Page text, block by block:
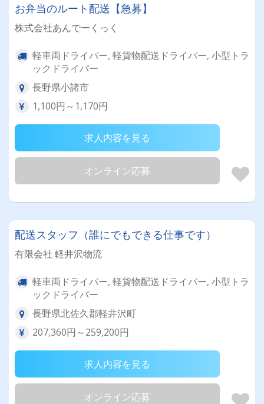
お弁当のルート配送【急募】
株式会社あんでーくっく
軽車両ドライバー, 軽貨物配送ドライバー, 小型トラ
ックドライバー
長野県小諸市
1,100円～1,170円
求人内容を見る
オンライン応募
配送スタッフ（誰にでもできる仕事です）
有限会社 軽井沢物流
軽車両ドライバー, 軽貨物配送ドライバー, 小型トラ
ックドライバー
長野県北佐久郡軽井沢町
207,360円～259,200円
求人内容を見る
オンライン応募